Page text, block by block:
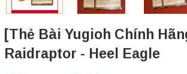
[Thẻ Bài Yugioh Chính
Raidraptor - Heel Eagle